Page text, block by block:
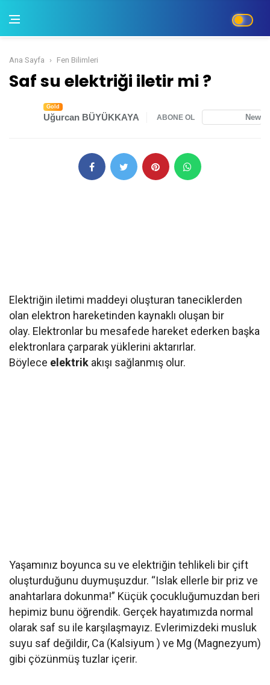
Ana Sayfa Fen Bilimleri
Saf su elektriği iletir mi ?
Gold
Uğurcan BÜYÜKKAYA ABONE OL News
Elektriğin iletimi maddeyi oluşturan taneciklerden
olan elektron hareketinden kaynaklı oluşan bir
olay. Elektronlar bu mesafede hareket ederken başka
elektronlara çarparak yüklerini aktarırlar.
Böylece elektrik akışı sağlanmış olur.
Yaşamınız boyunca su ve elektriğin tehlikeli bir çift
oluşturduğunu duymuşuzdur. “Islak ellerle bir priz ve
anahtarlara dokunma!” Küçük çocukluğumuzdan beri
hepimiz bunu öğrendik. Gerçek hayatımızda normal
olarak saf su ile karşılaşmayız. Evlerimizdeki musluk
suyu saf değildir, Ca (Kalsiyum ) ve Mg (Magnezyum)
gibi çözünmüş tuzlar içerir.